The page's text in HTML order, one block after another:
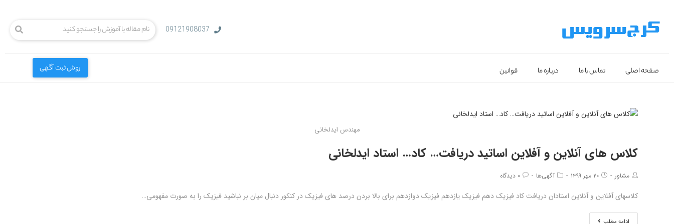
09121908037
صفحه اصلی تماس با ما درباره ما قوانین روش ثبت آگهی
مهندس ایدلخانی
کلاس های آنلاین و آفلاین اساتید دریافت… کاد… استاد ایدلخانی
مشاور ۲۰ مهر ۱۳۹۹ آگهی‌ها ۰ دیدگاه
کلاسهای آفلاین و آنلاین استادان دریافت کاد فیزیک دهم فیزیک یازدهم فیزیک دوازدهم برای بالا بردن درصد های فیزیک در کنکور دنبال میان بر نباشید فیزیک را به صورت مفهومی…
ادامه مطلب